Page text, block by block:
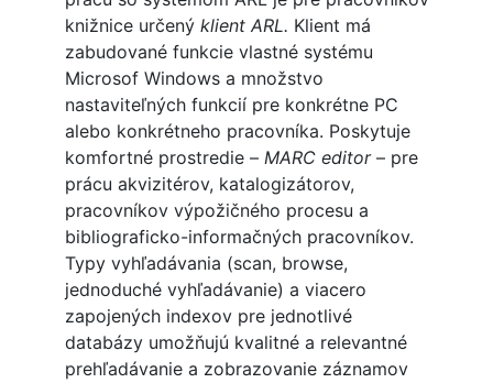
knižnice určený klient ARL. Klient má
zabudované funkcie vlastné systému
Microsof Windows a množstvo
nastaviteľných funkcií pre konkrétne PC
alebo konkrétneho pracovníka. Poskytuje
komfortné prostredie – MARC editor– pre
prácu akvizitérov, katalogizátorov,
pracovníkov výpožičného procesu a
bibliograficko-informačných pracovníkov.
Typy vyhľadávania (scan, browse,
jednoduché vyhľadávanie) a viacero
zapojených indexov pre jednotlivé
databázy umožňujú kvalitné a relevantné
prehľadávanie a zobrazovanie záznamov